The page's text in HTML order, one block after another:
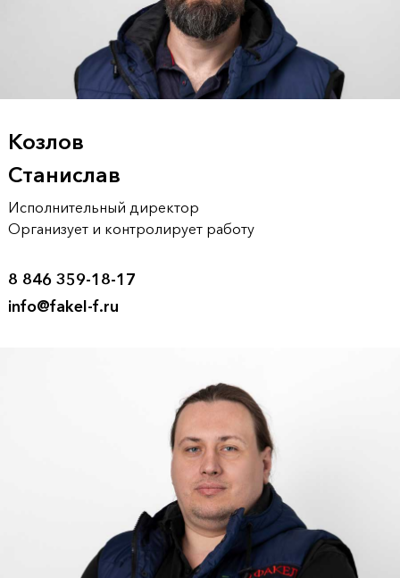
Козлов
Станислав
Исполнительный директор
Организует и контролирует работу
8 846 359-18-17
info@fakel-f.ru